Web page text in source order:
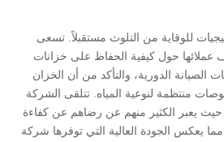
للوقاية من التلوث مستقبلاً. تسعى
عملائها حول كيفية الحفاظ على خزانات
الصيانة الدورية، والتأكد من أن الخزان
منتظمة لنوعية المياه. تتلقى الشركة
حيث يعبر الكثير منهم عن رضاهم عن كفاءة
يعكس الجودة العالية التي توفرها شركة